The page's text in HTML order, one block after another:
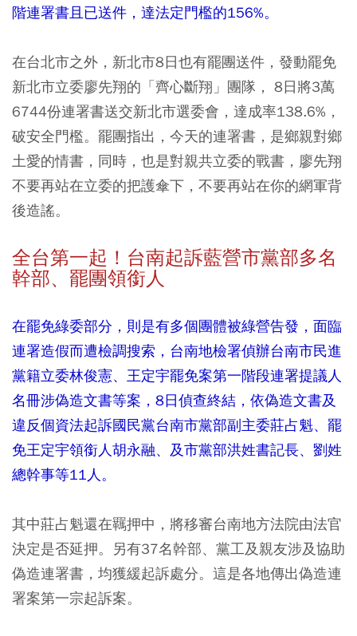
階連署書且已送件，達法定門檻的156%。
在台北市之外，新北市8日也有罷團送件，發動罷免
新北市立委廖先翔的「齊心斷翔」團隊， 8日將3萬
6744份連署書送交新北市選委會，達成率138.6%，
破安全門檻。罷團指出，今天的連署書，是鄉親對鄉
土愛的情書，同時，也是對親共立委的戰書，廖先翔
不要再站在立委的把護傘下，不要再站在你的網軍背
後造謠。
全台第一起！台南起訴藍營市黨部多名
幹部、罷團領銜人
在罷免綠委部分，則是有多個團體被綠營告發，面臨
連署造假而遭檢調搜索，台南地檢署偵辦台南市民進
黨籍立委林俊憲、王定宇罷免案第一階段連署提議人
名冊涉偽造文書等案，8日偵查終結，依偽造文書及
違反個資法起訴國民黨台南市黨部副主委莊占魁、罷
免王定宇領銜人胡永融、及市黨部洪姓書記長、劉姓
總幹事等11人。
其中莊占魁還在羈押中，將移審台南地方法院由法官
決定是否延押。另有37名幹部、黨工及親友涉及協助
偽造連署書，均獲緩起訴處分。這是各地傳出偽造連
署案第一宗起訴案。